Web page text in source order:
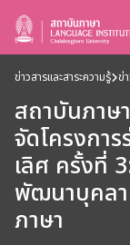
ข่าวสารและสาระความรู้ ข่
สถาบันภาษ
จัดโครงกา
เลิศ ครั้งที่
พัฒนาบุคล
ภาษา